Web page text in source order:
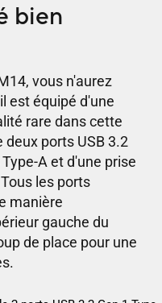
bien
vous n'aurez
est équipé d'une
rare dans cette
deux ports USB 3.2
A et d'une prise
les ports
manière
gauche du
de place pour une